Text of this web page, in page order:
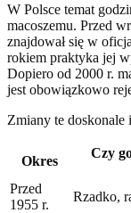
W Polsce temat
macoszemu. Przed
znajdował się w
rokiem praktyka jej
Dopiero od 2000 r.
jest obowiązkowo
Zmiany te doskonale
Okres
Czy
Przed
1955 r.
Rzadko,